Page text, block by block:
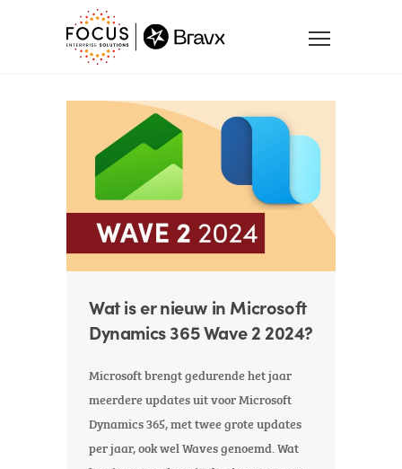
Wat is er nieuw in Microsoft
Dynamics 365 Wave 2 2024?
Microsoft brengt gedurende het jaar
meerdere updates uit voor Microsoft
Dynamics 365, met twee grote updates
per jaar, ook wel Waves genoemd. Wat